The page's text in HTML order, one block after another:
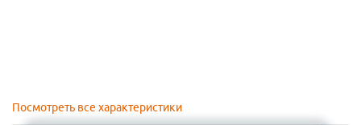
Посмотреть все характеристики